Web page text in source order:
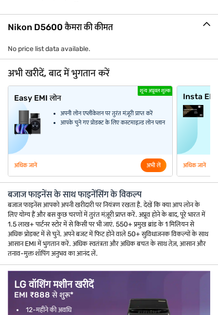
Nikon D5600 कैमरा की कीमत
No price list data available.
अभी खरीदें, बाद में भुगतान करें
शून्य अप्रूवल शुल्क
Easy EMI लोन
अपनी लोन एप्लीकेशन पर तुरंत मंज़ूरी प्राप्त करें
आपके चुने गए प्रोडक्ट के लिए कस्टमाइज़्ड लोन प्लान
अधिक जानें अभी लें
Insta
अधिक जानें
बजाज फाइनेंस के साथ फाइनेंसिंग के विकल्प
बजाज फाइनेंस आपको अपनी खरीदारी पर नियंत्रण रखता है. देखें कि क्या आप लोन के
लिए योग्य हैं और बस कुछ चरणों में तुरंत मंज़ूरी प्राप्त करें. अप्रूव होने के बाद, पूरे भारत में
1.5 लाख+ पार्टनर स्टोर में से किसी पर भी जाएं. 550+ प्रमुख ब्रांड के 1 मिलियन से
अधिक प्रोडक्ट में से चुनें. अपने बजट में फिट होने वाले 50+ सुविधाजनक विकल्पों के साथ
आसान EMI में भुगतान करें. अधिक स्वतंत्रता और अधिक बचत के साथ तेज़, आसान और
तनाव-मुक्त शॉपिंग अनुभव का आनंद लें.
LG वॉशिंग मशीन खरीदें
EMI ₹888 से शुरू*
12-महीने की अवधि